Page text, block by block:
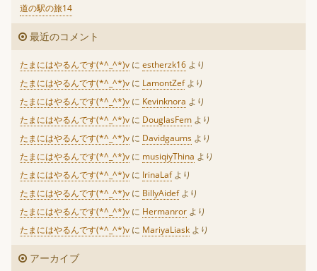
道の駅の旅14
最近のコメント
たまにはやるんです(*^_^*)v に estherzk16 より
たまにはやるんです(*^_^*)v に LamontZefより
たまにはやるんです(*^_^*)v に Kevinknora より
たまにはやるんです(*^_^*)v に DouglasFem より
たまにはやるんです(*^_^*)v に Davidgaums より
たまにはやるんです(*^_^*)v に musiqiyThina より
たまにはやるんです(*^_^*)v に IrinaLafより
たまにはやるんです(*^_^*)v に BillyAidefより
たまにはやるんです(*^_^*)v に Hermanror より
たまにはやるんです(*^_^*)v に MariyaLiask より
アーカイブ